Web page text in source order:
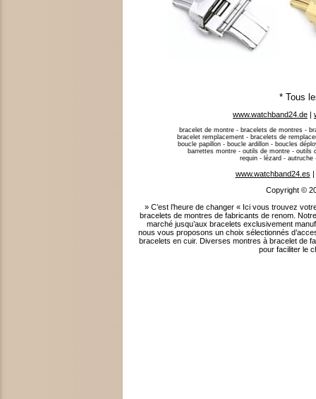
* Tous
www.watchband24.de |
bracelet de montre - bracelets de montres -
bracelet remplacement - bracelets de
boucle papillon - boucle ardillon - boucles
barrettes montre - outils de montre - outils
requin - lézard -
www.watchband24.es |
Copyright ©
» C’est l’heure de changer « Ici vous trouvez
bracelets de montres de fabricants de renom.
marché jusqu’aux bracelets exclusivement
nous vous proposons un choix sélectionnés
bracelets en cuir. Diverses montres à bracelet de
pour faciliter le